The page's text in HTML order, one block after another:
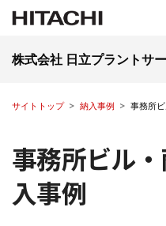
株式会社 日立プラントサ
サイトトップ 納入事例 事務所
事務所ビル
入事例